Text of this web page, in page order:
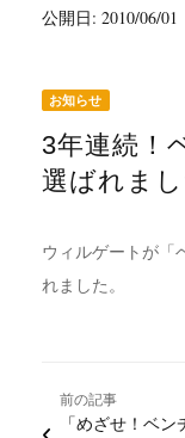
公開日: 2010/06/01
お知らせ
3年連続！
選ばれまし
ウィルゲートが「
れました。
前の記事
「めざせ！ベン